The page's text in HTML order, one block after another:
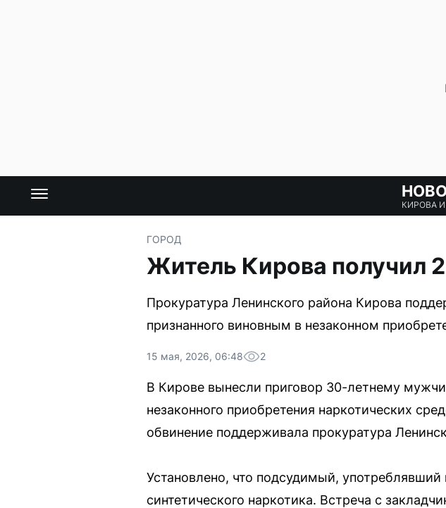
КИРОВА
ГОРОД
Житель Кирова получил
Прокуратура Ленинского района Кирова
признанного виновным в незаконном
15 мая, 2026, 06:48 2
В Кирове вынесли приговор 30-летнему
незаконного приобретения наркотических
обвинение поддерживала прокуратура
Установлено, что подсудимый, употреблявший
синтетического наркотика. Встреча с